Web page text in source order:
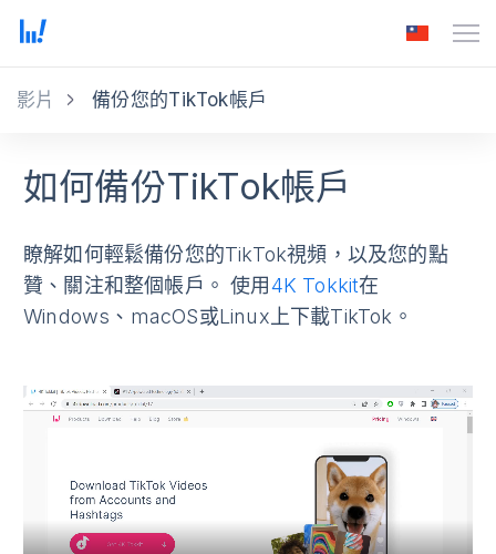
影片 備份您的TikTok帳戶
如何備份TikTok帳戶
瞭解如何輕鬆備份您的TikTok視頻，以及您的點
贊、關注和整個帳戶。 使用4K Tokkit在
Windows、macOS或Linux上下載TikTok。